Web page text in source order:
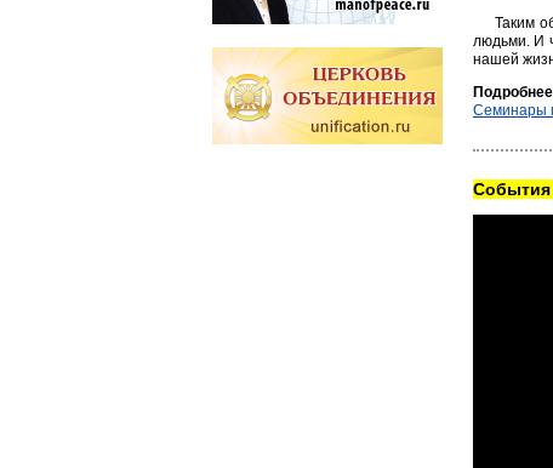
Таким
людьми. И
нашей
Семинары